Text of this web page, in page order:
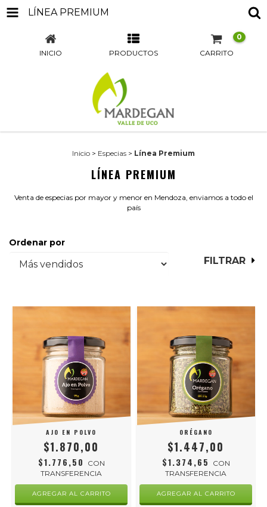
LÍNEA PREMIUM
INICIO PRODUCTOS CARRITO
0
Inicio > Especias > Línea Premium
LÍNEA PREMIUM
Venta de especias por mayor y menor en Mendoza, enviamos a todo el
país
Ordenar por
FILTRAR
AJO EN POLVO
$1.870,00
$1.776,50
CON
TRANSFERENCIA
ORÉGANO
$1.447,00
$1.374,65
CON
TRANSFERENCIA